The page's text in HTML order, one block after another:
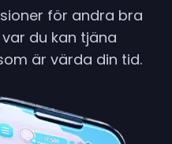
för andra bra
du kan tjäna
är värda din tid.